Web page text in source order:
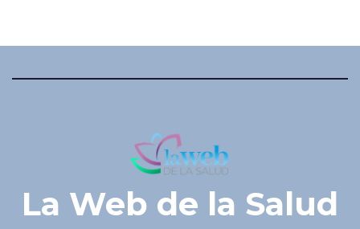
La Web de la Salud